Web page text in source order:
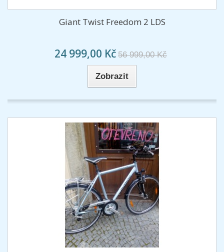
Giant Twist Freedom 2 LDS
24 999,00 Kč 56 999,00 Kč
Zobrazit